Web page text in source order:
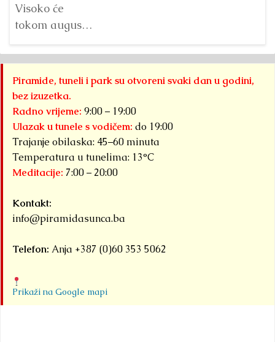
Visoko će
tokom augusta
biti domaćin tri
velika
međunarodna
sportska
događaja
okupljena pod
zajedničkim
nazivom...
Piramide, tuneli i park su otvoreni svaki dan u godini,
bez izuzetka.
Radno vrijeme: 9:00 – 19:00
Ulazak u tunele s vodičem: do 19:00
Trajanje obilaska: 45–60 minuta
Temperatura u tunelima: 13°C
Meditacije: 7:00 – 20:00
Kontakt:
info@piramidasunca.ba
Telefon: Anja +387 (0)60 353 5062
Prikaži na Google mapi